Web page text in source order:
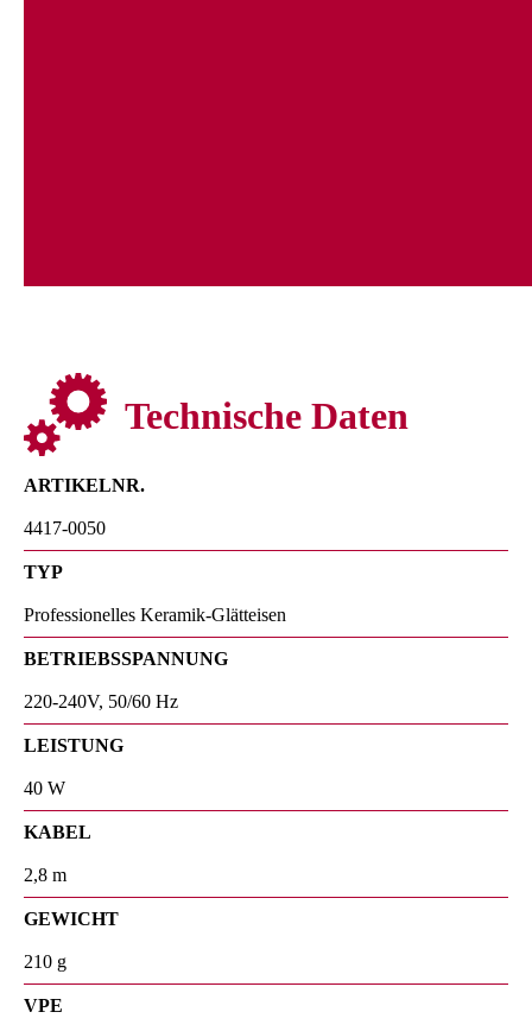
Technische Daten
ARTIKELNR.
4417-0050
TYP
Professionelles Keramik-Glätteisen
BETRIEBSSPANNUNG
220-240V, 50/60 Hz
LEISTUNG
40 W
KABEL
2,8 m
GEWICHT
210 g
VPE